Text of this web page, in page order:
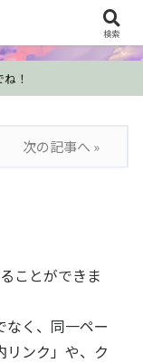
術情報
！
次の記事へ »
ことができま
く、同一ペー
リンク」や、ク
検索